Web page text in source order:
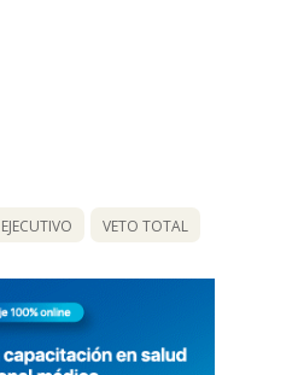
EJECUTIVO VETO TOTAL